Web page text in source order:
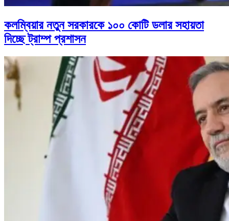
কলম্বিয়ার নতুন সরকারকে ১০০ কোটি ডলার সহায়তা
দিচ্ছে ট্রাম্প প্রশাসন